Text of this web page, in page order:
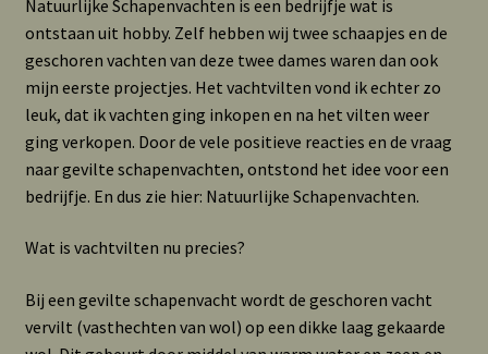
Natuurlijke Schapenvachten is een bedrijfje wat is
ontstaan uit hobby. Zelf hebben wij twee schaapjes en de
geschoren vachten van deze twee dames waren dan ook
mijn eerste projectjes. Het vachtvilten vond ik echter zo
leuk, dat ik vachten ging inkopen en na het vilten weer
ging verkopen. Door de vele positieve reacties en de vraag
naar gevilte schapenvachten, ontstond het idee voor een
bedrijfje. En dus zie hier: Natuurlijke Schapenvachten.
Wat is vachtvilten nu precies?
Bij een gevilte schapenvacht wordt de geschoren vacht
vervilt (vasthechten van wol) op een dikke laag gekaarde